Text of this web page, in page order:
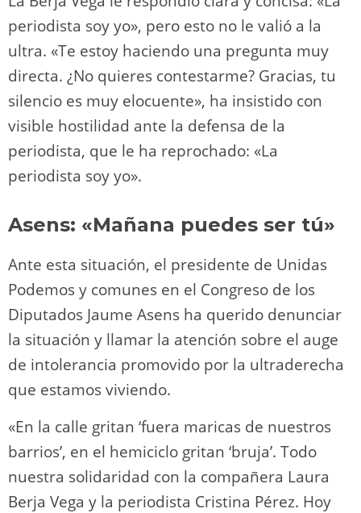
periodista soy yo», pero esto no le valió a la
ultra. «Te estoy haciendo una pregunta muy
directa. ¿No quieres contestarme? Gracias, tu
silencio es muy elocuente», ha insistido con
visible hostilidad ante la defensa de la
periodista, que le ha reprochado: «La
periodista soy yo».
Asens: «Mañana puedes ser tú»
Ante esta situación, el presidente de Unidas
Podemos y comunes en el Congreso de los
Diputados Jaume Asens ha querido denunciar
la situación y llamar la atención sobre el auge
de intolerancia promovido por la ultraderecha
que estamos viviendo.
«En la calle gritan ‘fuera maricas de nuestros
barrios’, en el hemiciclo gritan ‘bruja’. Todo
nuestra solidaridad con la compañera Laura
Berja Vega y la periodista Cristina Pérez. Hoy